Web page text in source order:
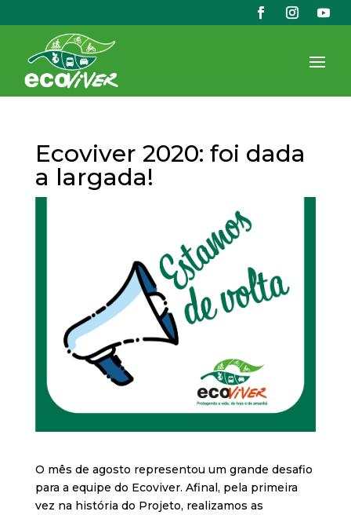
Ecoviver 2020: foi dada
a largada!
O mês de agosto representou um grande desafio
para a equipe do Ecoviver. Afinal, pela primeira
vez na história do Projeto, realizamos as